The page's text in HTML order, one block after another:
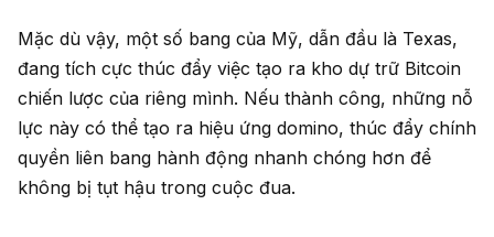
Mặc dù vậy, một số bang của Mỹ, dẫn đầu là Texas,
đang tích cực thúc đẩy việc tạo ra kho dự trữ Bitcoin
chiến lược của riêng mình. Nếu thành công, những nỗ
lực này có thể tạo ra hiệu ứng domino, thúc đẩy chính
quyền liên bang hành động nhanh chóng hơn để
không bị tụt hậu trong cuộc đua.